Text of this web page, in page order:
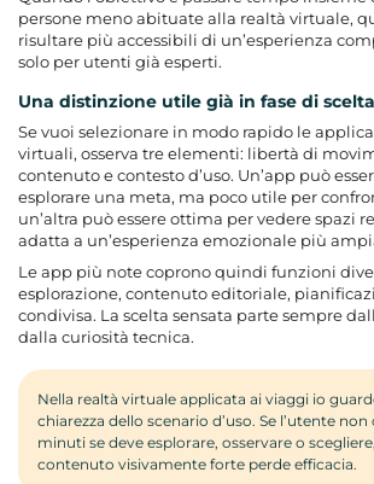
persone meno abituate alla realtà virtuale,
risultare più accessibili di un’esperienza
solo per utenti già esperti.
Una distinzione utile già in fase di scelta
Se vuoi selezionare in modo rapido le
virtuali, osserva tre elementi: libertà di
contenuto e contesto d’uso. Un’app può
esplorare una meta, ma poco utile per
un’altra può essere ottima per vedere spazi
adatta a un’esperienza emozionale più
Le app più note coprono quindi funzioni
esplorazione, contenuto editoriale,
condivisa. La scelta sensata parte sempre
dalla curiosità tecnica.
Nella realtà virtuale applicata ai viaggi io
chiarezza dello scenario d’uso. Se l’utente
minuti se deve esplorare, osservare o
contenuto visivamente forte perde efficacia.